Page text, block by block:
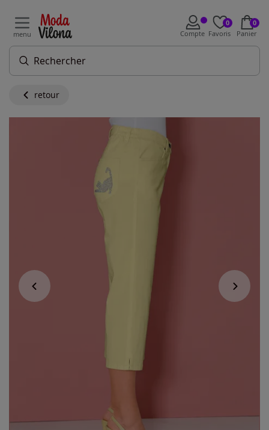
menu Compte
0
Favoris
0
Panier
retour